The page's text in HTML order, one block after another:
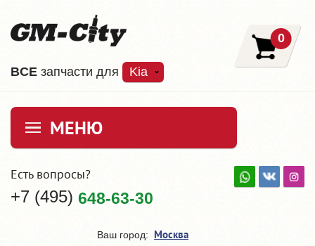
ВCE запчасти для Kia
0
МЕНЮ
Есть вопросы?
+7 (495) 648-63-30
Ваш город: Москва